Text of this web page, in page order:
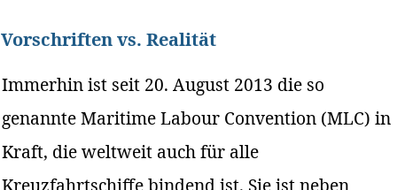
Vorschriften vs. Realität
Immerhin ist seit 20. August 2013 die so
genannte Maritime Labour Convention (MLC) in
Kraft, die weltweit auch für alle